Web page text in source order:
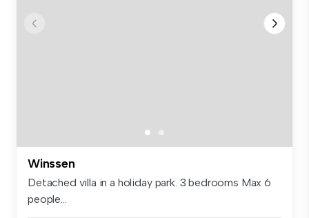
Winssen
Detached villa in a holiday park. 3 bedrooms Max 6
people...